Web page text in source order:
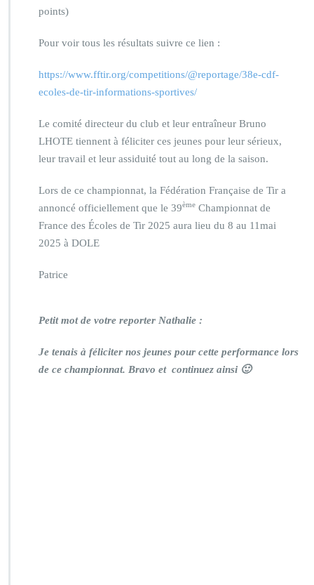
points)
Pour voir tous les résultats suivre ce lien :
https://www.fftir.org/competitions/@reportage/38e-cdf-
ecoles-de-tir-informations-sportives/
Le comité directeur du club et leur entraîneur Bruno
LHOTE tiennent à féliciter ces jeunes pour leur sérieux,
leur travail et leur assiduité tout au long de la saison.
Lors de ce championnat, la Fédération Française de Tir a
annoncé officiellement que le 39ème Championnat de
France des Écoles de Tir 2025 aura lieu du 8 au 11mai
2025 à DOLE
Patrice
Petit mot de votre reporter Nathalie :
Je tenais à féliciter nos jeunes pour cette performance lors
de ce championnat. Bravo et continuez ainsi 🙂